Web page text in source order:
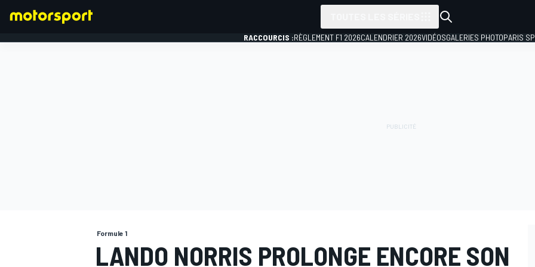
RACCOURCIS :RÈGLEMENT F1 2026CALENDRIER 2026VIDÉOSGALERIES PHOTOPARIS
Formule 1
LANDO NORRIS PROLONGE ENCORE SON